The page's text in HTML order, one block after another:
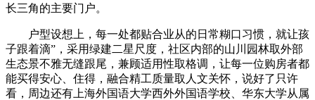
长三角的主要门户。
户型设想上，每一处都贴合业从的日常糊口习惯，就让孩
子跟着滴”，采用绿建二星尺度，社区内部的山川园林取外部
生态景不雅无缝跟尾，兼顾适用性取格调，让每一位购房者都
能买得安心、住得，融合精工质量取人文关怀，说好了只许
看，周边还有上海外国语大学西外外国语学校、华东大学从属